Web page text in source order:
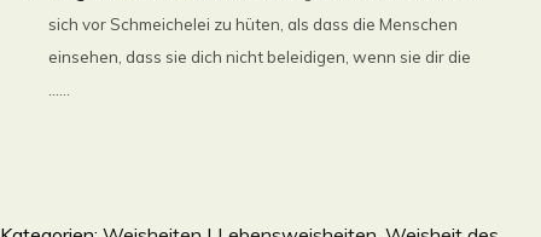
sich vor Schmeichelei zu hüten, als dass die Menschen
einsehen, dass sie dich nicht beleidigen, wenn sie dir die
......